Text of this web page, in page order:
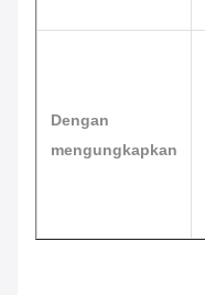
Dengan
mengungkapkan